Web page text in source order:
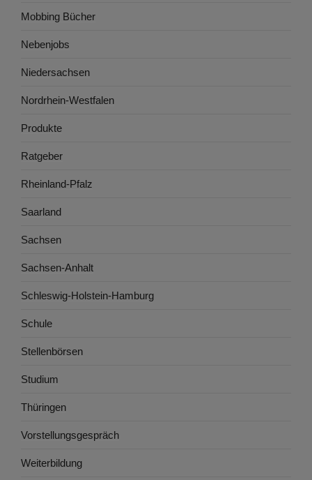
Mobbing Bücher
Nebenjobs
Niedersachsen
Nordrhein-Westfalen
Produkte
Ratgeber
Rheinland-Pfalz
Saarland
Sachsen
Sachsen-Anhalt
Schleswig-Holstein-Hamburg
Schule
Stellenbörsen
Studium
Thüringen
Vorstellungsgespräch
Weiterbildung